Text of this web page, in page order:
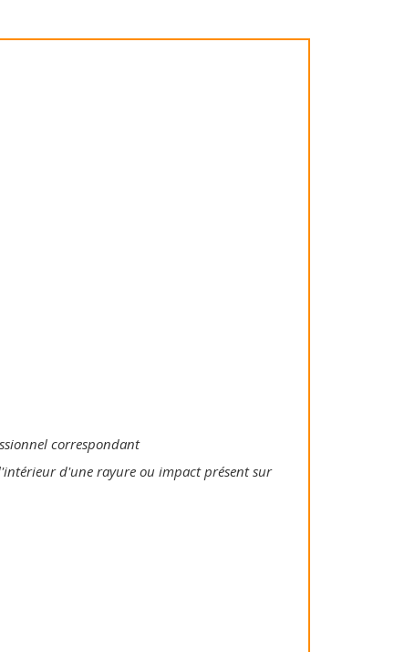
correspondant
d'une rayure ou impact présent sur